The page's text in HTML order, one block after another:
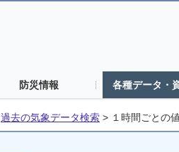
防災情報 各種データ・
過去の気象データ検索 > １時間ごとの